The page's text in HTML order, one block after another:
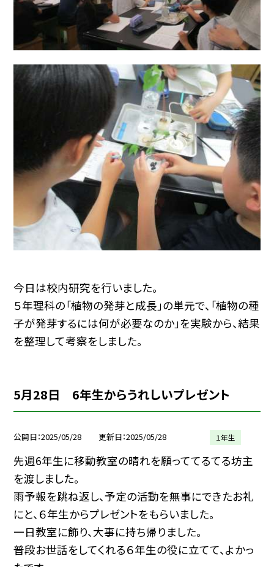
今日は校内研究を行いました。
５年理科の「植物の発芽と成長」の単元で、「植物の種
子が発芽するには何が必要なのか」を実験から、結果
を整理して考察をしました。
5月28日 6年生からうれしいプレゼント
公開日 2025/05/28 更新日 2025/05/28 １年生
先週6年生に移動教室の晴れを願っててるてる坊主
を渡しました。
雨予報を跳ね返し、予定の活動を無事にできたお礼
にと、６年生からプレゼントをもらいました。
一日教室に飾り、大事に持ち帰りました。
普段お世話をしてくれる６年生の役に立てて、よかっ